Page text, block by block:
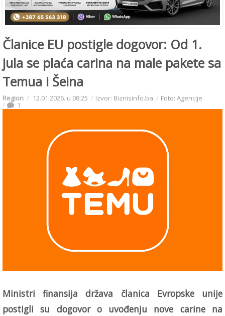
Članice EU postigle dogovor: Od 1.
jula se plaća carina na male pakete sa
Temua i Šeina
Region 12.01.2026. u 08:25 Izvor: Biznisinfo.ba Foto: Agencije
1
Ministri finansija država članica Evropske unije
postigli su dogovor o uvođenju nove carine na